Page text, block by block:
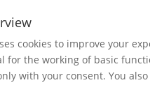
cookies to improve your
for the working of basic
with your consent. You